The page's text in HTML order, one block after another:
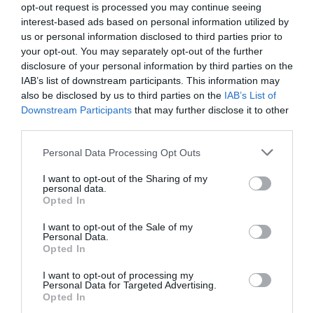
opt-out request is processed you may continue seeing
interest-based ads based on personal information utilized by
us or personal information disclosed to third parties prior to
your opt-out. You may separately opt-out of the further
disclosure of your personal information by third parties on the
IAB’s list of downstream participants. This information may
also be disclosed by us to third parties on the IAB’s List of
Downstream Participants that may further disclose it to other
Personal Data Processing Opt Outs
I want to opt-out of the Sharing of my
personal data.
Opted In
I want to opt-out of the Sale of my
Personal Data.
Opted In
I want to opt-out of processing my
Personal Data for Targeted Advertising.
Opted In
egal
„E imposibil să fii în fotbal și să
nu lupți pentru egalitate”. Ce
povești urmărim la Campionatul
Mondial de fotbal feminin
Andreea Giuclea 4 iunie